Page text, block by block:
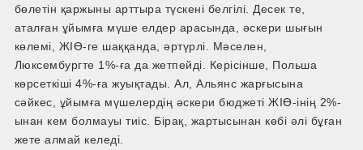
бөлетін қаржыны арттыра түскені белгілі. Десек те,
аталған ұйымға мүше елдер арасында, әскери шығын
көлемі, ЖІӨ-ге шаққанда, әртүрлі. Мәселен,
Люксембургте 1%-ға да жетпейді. Керісінше, Польша
көрсеткіші 4%-ға жуықтады. Ал, Альянс жарғысына
сәйкес, ұйымға мүшелердің әскери бюджеті ЖІӨ-інің 2%-
ынан кем болмауы тиіс. Бірақ, жартысынан көбі әлі бұған
жете алмай келеді.